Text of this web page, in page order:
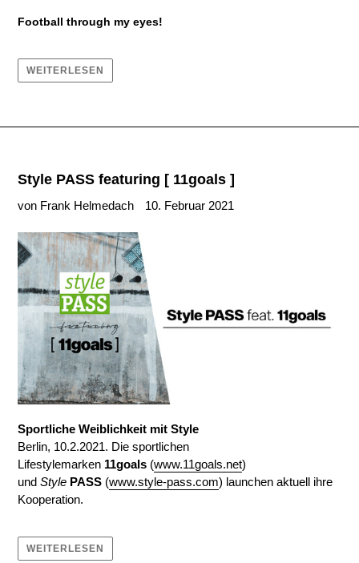
Football through my eyes!
WEITERLESEN
Style PASS featuring [ 11goals ]
von Frank Helmedach 10. Februar 2021
Sportliche Weiblichkeit mit Style
Berlin, 10.2.2021. Die sportlichen
Lifestylemarken 11goals (www.11goals.net)
und Style PASS (www.style-pass.com) launchen aktuell ihre
Kooperation.
WEITERLESEN